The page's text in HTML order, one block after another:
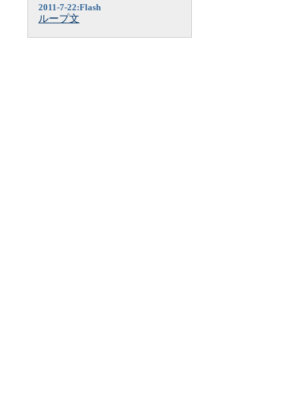
2011-7-22:Flash
ループ文